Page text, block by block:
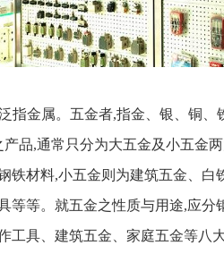
指金属。五金者,指金、银、铜、
品,通常只分为大五金及小五金
铁材料,小五金则为建筑五金、白
等等。就五金之性质与用途,应分
工具、建筑五金、家庭五金等八